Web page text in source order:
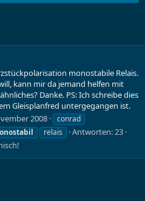
monostabile Relais.
kann mir da jemand helfen mit
Danke. PS: Ich schreibe dies
Gleisplanfred untergegangen ist.
2008
conrad
relais
Antworten: 23